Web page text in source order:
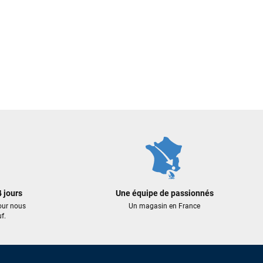
jours
nous
Une équipe de passionnés
Un magasin en France